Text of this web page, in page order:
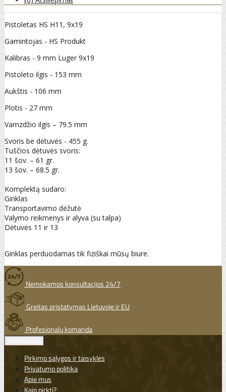
Pistoletas HS H11, 9x19
Gamintojas - HS Produkt
Kalibras - 9 mm Luger 9x19
Pistoleto ilgis - 153 mm
Aukštis - 106 mm
Plotis - 27 mm
Vamzdžio ilgis – 79.5 mm
Svoris be dėtuvės - 455 g.
Tuščios dėtuvės svoris:
11 šov. – 61 gr.
13 šov. – 68.5 gr.
Komplektą sudaro:
Ginklas
Transportavimo dėžutė
Valymo reikmenys ir alyva (su talpa)
Dėtuvės 11 ir 13
Ginklas perduodamas tik fiziškai mūsų biure.
Nemokamos konsultacijos 24/7
Greitas pristatymas Lietuvoje ir EU
Profesionalų komanda
Pirkimo sąlygos ir taisyklės
Privatumo politika
Apie mus
Kaip pirkti?